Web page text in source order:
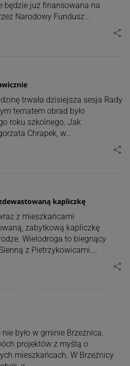
będzie już finansowana na
Narodowy Fundusz…
share
trwała dzisiejsza sesja Rady
tematem obrad było
roku szkolnego. Jak
Chrapek, w…
share
kapliczkę
z mieszkańcami
zabytkową kapliczkę
Wielodroga to biegnący
z Pietrzykowicami.…
share
było w gminie Brzeźnica.
projektów z myślą o
mieszkańcach. W Brzeźnicy